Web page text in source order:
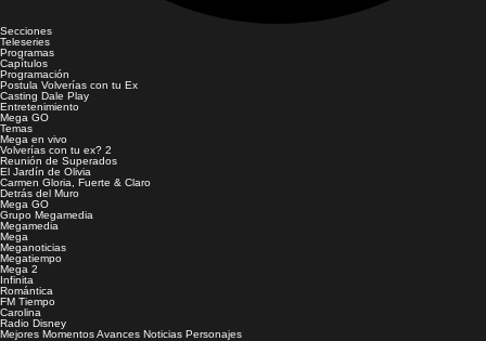
Secciones
Teleseries
Programas
Capítulos
Programación
Postula Volverías con tu Ex
Casting Dale Play
Entretenimiento
Mega GO
Temas
Mega en vivo
Volverías con tu ex? 2
Reunión de Superados
El Jardín de Olivia
Carmen Gloria, Fuerte & Claro
Detrás del Muro
Mega GO
Grupo Megamedia
Megamedia
Mega
Meganoticias
Megatiempo
Mega 2
Infinita
Romántica
FM Tiempo
Carolina
Radio Disney
Mejores MomentosAvances Noticias Personajes